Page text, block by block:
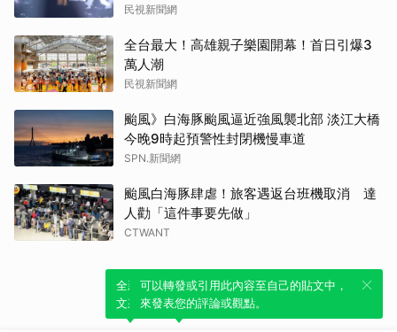
民視新聞網
全台最大！高雄親子樂園開幕！首日引爆3
萬人潮
民視新聞網
颱風》白海豚颱風逼近強風襲北部 淡江大橋
今晚9時起預警性封閉機慢車道
SPN.新聞網
颱風白海豚肆虐！旅客遇返台班機取消 達
人勸「這件事要先做」
CTWANT
全新體驗！一鍵引用此內容，透過發布貼
文來輕鬆表達個人立場。
可以轉發或引用此內容至自己的貼文中，
來發表您的評論或觀點。